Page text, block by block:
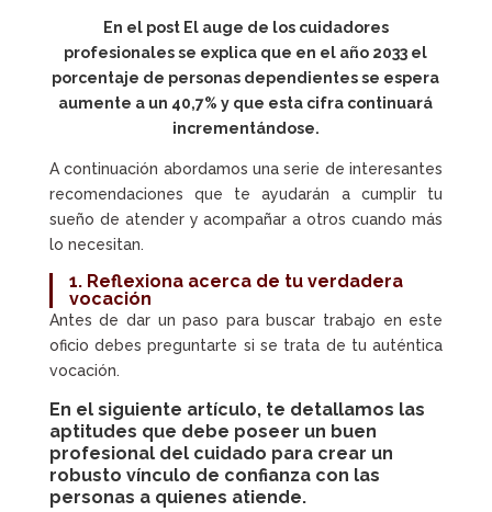
En el post El auge de los cuidadores
profesionalesse explica que en el año 2033 el
porcentaje de personas dependientes se espera
aumente a un 40,7% y que esta cifra continuará
incrementándose.
A continuación abordamos una serie de interesantes
recomendaciones que te ayudarán a cumplir tu
sueño de atender y acompañar a otros cuando más
lo necesitan.
1. Reflexiona acerca de tu verdadera
vocación
Antes de dar un paso para buscar trabajo en este
oficio debes preguntarte si se trata de tu auténtica
vocación.
En el siguiente artículo, te detallamos las
aptitudes que debe poseer un buen
profesional del cuidado para crear un
robusto vínculo de confianza con las
personas a quienes atiende.